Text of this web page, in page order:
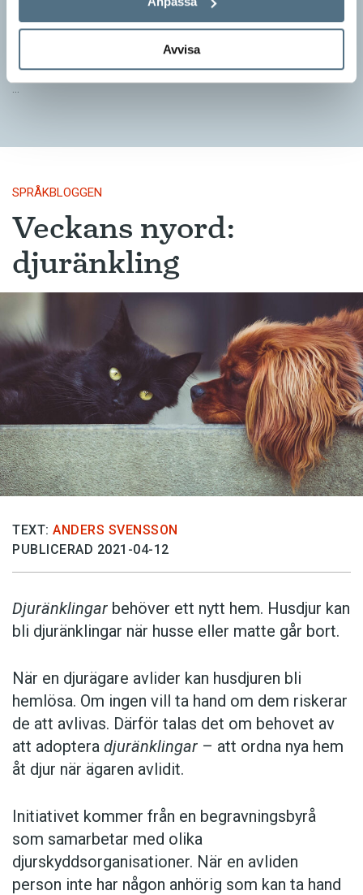
Avvisa
– Vinnarna visar att lyckade ordvitsar alltid går hem. En bra
kommunslogan kombinerar ett träffsäkert budskap om
kommunen med en humoristisk knorr, säger Anders Svensson,
…
SPRÅKBLOGGEN
Veckans nyord:
djuränkling
TEXT: ANDERS SVENSSON
PUBLICERAD 2021-04-12
Djuränklingar behöver ett nytt hem. Husdjur kan
bli djuränklingar när husse eller matte går bort.
När en djurägare avlider kan husdjuren bli
hemlösa. Om ingen vill ta hand om dem riskerar
de att avlivas. Därför talas det om behovet av
att adoptera djuränklingar – att ordna nya hem
åt djur när ägaren avlidit.
Initiativet kommer från en begravningsbyrå
som samarbetar med olika
djurskyddsorganisationer. När en avliden
person inte har någon anhörig som kan ta hand